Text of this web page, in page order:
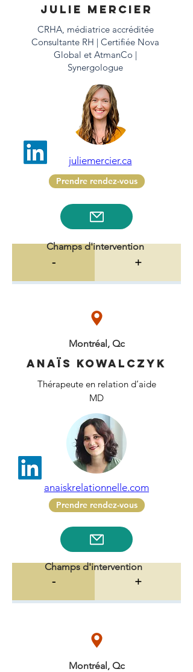
Julie Mercier
CRHA, médiatrice accréditée
Consultante RH | Certifiée Nova
Global et AtmanCo |
Synergologue
juliemercier.ca
Prendre rendez-vous
- +
Champs d'intervention
Montréal, Qc
Anaïs Kowalczyk
Thérapeute en relation d’aide
MD
anaiskrelationnelle.com
Prendre rendez-vous
- +
Champs d'intervention
Montréal, Qc